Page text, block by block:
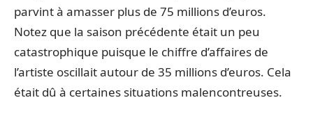
parvint à amasser plus de 75 millions d’euros.
Notez que la saison précédente était un peu
catastrophique puisque le chiffre d’affaires de
l’artiste oscillait autour de 35 millions d’euros. Cela
était dû à certaines situations malencontreuses.